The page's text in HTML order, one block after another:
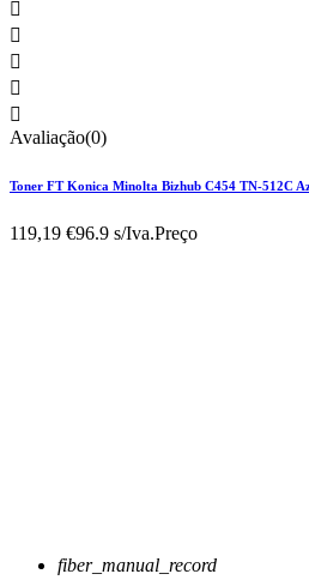





Avaliação(0)
Toner FT Konica Minolta Bizhub C454 TN-512C
119,19 €96.9 s/Iva.Preço
fiber_manual_record